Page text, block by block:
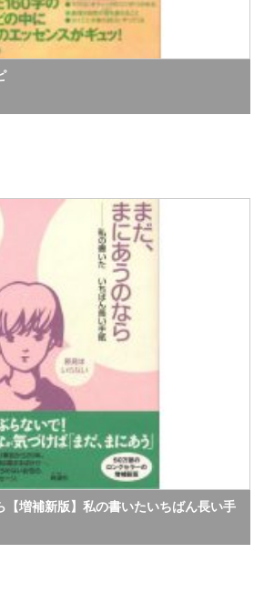
【増補新版】私の書いたいちばん長い手